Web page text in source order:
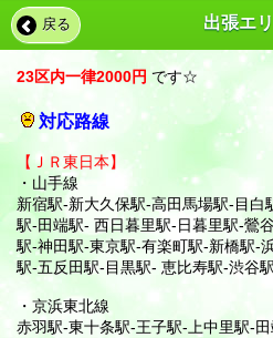
戻る 出張エ
23区内一律2000円 です☆
対応路線
【ＪＲ東日本】
・山手線
新宿駅-新大久保駅-高田馬場駅-目
駅-田端駅- 西日暮里駅-日暮里駅-鶯
駅-神田駅-東京駅-有楽町駅-新橋駅-
駅-五反田駅-目黒駅- 恵比寿駅-渋谷
・京浜東北線
赤羽駅-東十条駅-王子駅-上中里駅-
営業時間:12:00～05:00 （受付
お店に電